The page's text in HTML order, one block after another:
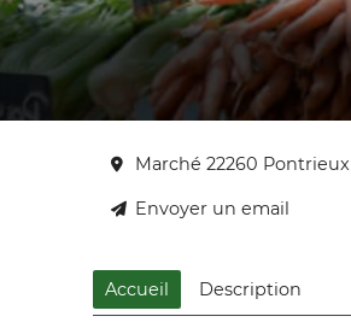
Marché 22260 Pontrieux
Envoyer un email
Accueil Description